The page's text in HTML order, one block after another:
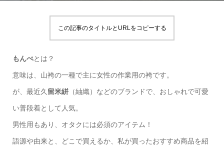
この記事のタイトルとURLをコピーする
もんぺとは？
意味は、山袴の一種で主に女性の作業用の袴です。
が、最近久 留米絣（紬織）などのブランドで、おしゃれで可愛
い普段着として人気。
男性用もあり、オタクには必須のアイテム！
語源や由来と、どこで買えるか、私が買ったおすすめ商品を紹